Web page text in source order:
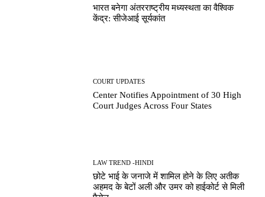
भारत बनेगा अंतरराष्ट्रीय मध्यस्थता का वैश्विक
केंद्र: सीजेआई सूर्यकांत
COURT UPDATES
Center Notifies Appointment of 30 High
Court Judges Across Four States
LAW TREND -HINDI
छोटे भाई के जनाजे में शामिल होने के लिए अतीक
अहमद के बेटों अली और उमर को हाईकोर्ट से मिली